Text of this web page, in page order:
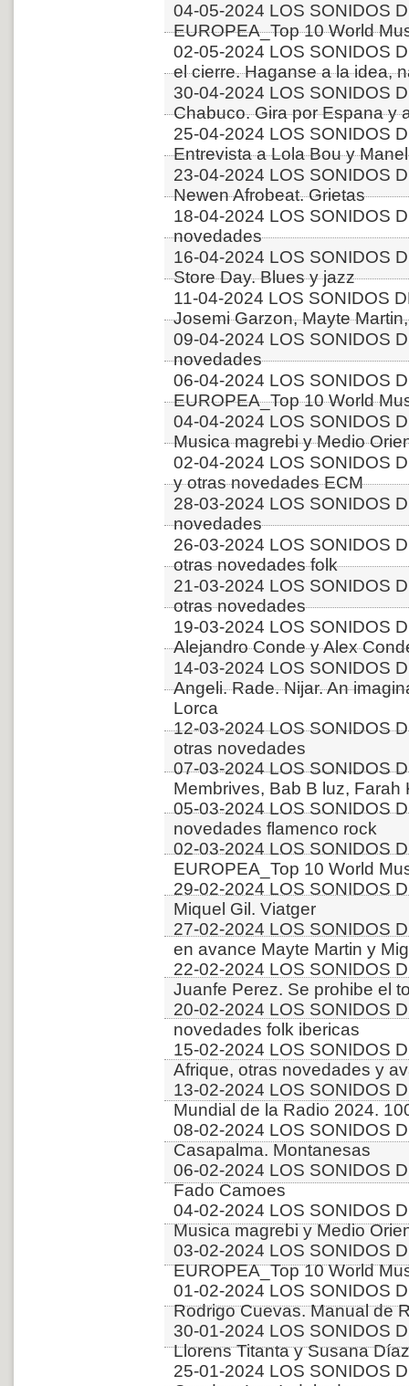
04-05-2024 LOS SONIDOS
EUROPEA_Top 10 World
02-05-2024 LOS SONIDOS
el cierre. Haganse a la idea,
30-04-2024 LOS SONIDOS
Chabuco. Gira por Espana y
25-04-2024 LOS SONIDOS
Entrevista a Lola Bou y
23-04-2024 LOS SONIDOS
Newen Afrobeat. Grietas
18-04-2024 LOS SONIDOS
novedades
16-04-2024 LOS SONIDOS
Store Day. Blues y jazz
11-04-2024 LOS SONIDOS
Josemi Garzon, Mayte
09-04-2024 LOS SONIDOS
novedades
06-04-2024 LOS SONIDOS
EUROPEA_Top 10 World
04-04-2024 LOS SONIDOS
Musica magrebi y Medio
02-04-2024 LOS SONIDOS
y otras novedades ECM
28-03-2024 LOS SONIDOS
novedades
26-03-2024 LOS SONIDOS
otras novedades folk
21-03-2024 LOS SONIDOS
otras novedades
19-03-2024 LOS SONIDOS
Alejandro Conde y Alex
14-03-2024 LOS SONIDOS
Angeli. Rade. Nijar. An
Lorca
12-03-2024 LOS SONIDOS
otras novedades
07-03-2024 LOS SONIDOS
Membrives, Bab B luz, Farah
05-03-2024 LOS SONIDOS
novedades flamenco rock
02-03-2024 LOS SONIDOS
EUROPEA_Top 10 World
29-02-2024 LOS SONIDOS
Miquel Gil. Viatger
27-02-2024 LOS SONIDOS
en avance Mayte Martin y
22-02-2024 LOS SONIDOS
Juanfe Perez. Se prohibe el
20-02-2024 LOS SONIDOS
novedades folk ibericas
15-02-2024 LOS SONIDOS
Afrique, otras novedades y
13-02-2024 LOS SONIDOS
Mundial de la Radio 2024.
08-02-2024 LOS SONIDOS
Casapalma. Montanesas
06-02-2024 LOS SONIDOS
Fado Camoes
04-02-2024 LOS SONIDOS
Musica magrebi y Medio
03-02-2024 LOS SONIDOS
EUROPEA_Top 10 World
01-02-2024 LOS SONIDOS
Rodrigo Cuevas. Manual de
30-01-2024 LOS SONIDOS
Llorens Titanta y Susana
25-01-2024 LOS SONIDOS